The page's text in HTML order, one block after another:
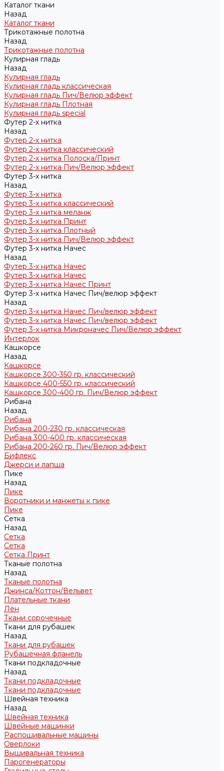
Каталог ткани
Назад
Каталог ткани
Трикотажные полотна
Назад
Трикотажные полотна
Кулирная гладь
Назад
Кулирная гладь
Кулирная гладь классическая
Кулирная гладь Пич/Велюр эффект
Кулирная гладь Плотная
Кулирная гладь special
Футер 2-х нитка
Назад
Футер 2-х нитка
Футер 2-х нитка классический
Футер 2-х нитка Полоска/Принт
Футер 2-х нитка Пич/Велюр эффект
Футер 3-х нитка
Назад
Футер 3-х нитка
Футер 3-х нитка классический
Футер 3-х нитка меланж
Футер 3-х нитка Принт
Футер 3-х нитка Плотный
Футер 3-х нитка Пич/Велюр эффект
Футер 3-х нитка Начес
Назад
Футер 3-х нитка Начес
Футер 3-х нитка Начес
Футер 3-х нитка Начес Принт
Футер 3-х нитка Начес Пич/велюр эффект
Назад
Футер 3-х нитка Начес Пич/велюр эффект
Футер 3-х нитка Начес Пич/велюр эффект
Футер 3-х нитка Микроначес Пич/Велюр эффект
Интерлок
Кашкорсе
Назад
Кашкорсе
Кашкорсе 300-350 гр. классический
Кашкорсе 400-550 гр. классический
Кашкорсе 300-400 гр. Пич/Велюр эффект
Рибана
Назад
Рибана
Рибана 200-230 гр. классическая
Рибана 300-400 гр. классическая
Рибана 200-260 гр. Пич/Велюр эффект
Бифлекс
Джерси и лапша
Пике
Назад
Пике
Воротники и манжеты к пике
Пике
Сетка
Назад
Сетка
Сетка
Сетка Принт
Тканые полотна
Назад
Тканые полотна
Джинса/Коттон/Вельвет
Плательные ткани
Лён
Ткани сорочечные
Ткани для рубашек
Назад
Ткани для рубашек
Рубашечная фланель
Ткани подкладочные
Назад
Ткани подкладочные
Ткани подкладочные
Швейная техника
Назад
Швейная техника
Швейные машинки
Распошивальные машины
Оверлоки
Вышивальная техника
Парогенераторы